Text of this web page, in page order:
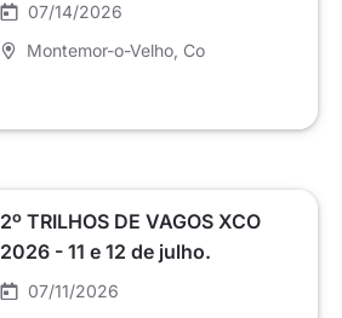
07/14/2026
Montemor-o-Velho , Co
2º TRILHOS DE VAGOS XCO
2026 - 11 e 12 de julho.
07/11/2026